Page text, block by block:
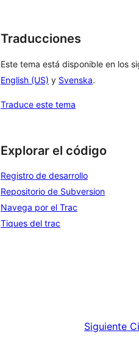
Traducciones
Este tema está disponible en los
English (US) y Svenska.
Traduce este tema
Explorar el código
Registro de desarrollo
Repositorio de Subversion
Navega por el Trac
Tiques del trac
Siguiente